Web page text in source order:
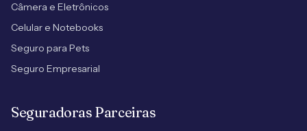
Câmera e Eletrônicos
Celular e Notebooks
Seguro para Pets
Seguro Empresarial
Seguradoras Parceiras